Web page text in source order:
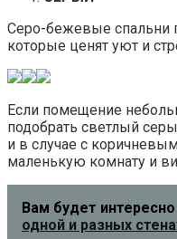
Серо-бежевые спальни
которые ценят уют и
Если помещение
подобрать светлый
и в случае с
маленькую комнату и
Вам будет интересно
одной и разных